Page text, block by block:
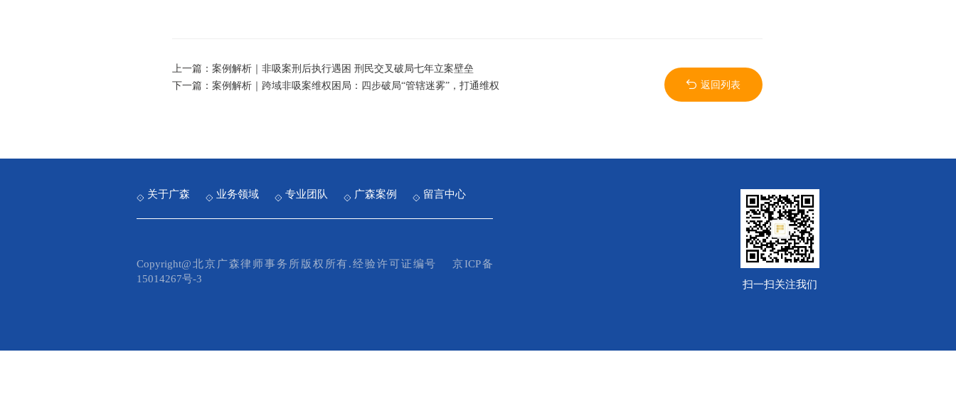
上一篇： 案例解析｜非吸案刑后执行遇困 刑民交叉破局七年立案壁垒
下一篇： 案例解析｜跨域非吸案维权困局：四步破局“管辖迷雾”，打通维权 返回列表
关于广森 业务领域 专业团队 广森案例 留言中心
Copyright@北京广森律师事务所版权所有.经验许可证编号
京ICP备
15014267号-3
扫一扫关注我们